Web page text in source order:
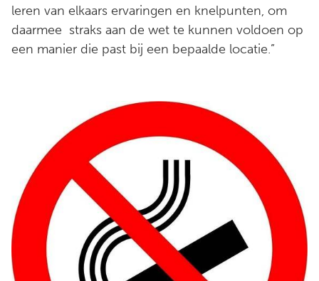
leren van elkaars ervaringen en knelpunten, om
daarmee straks aan de wet te kunnen voldoen op
een manier die past bij een bepaalde locatie.”